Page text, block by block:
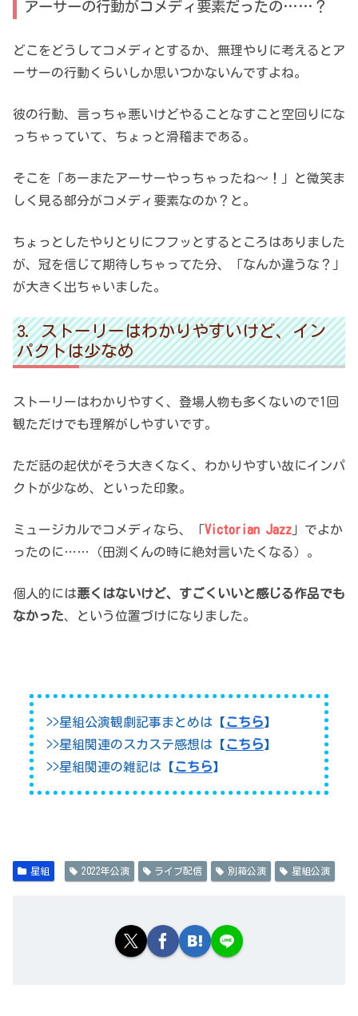
アーサーの行動がコメディ要素だったの……？
どこをどうしてコメディとするか、無理やりに考えるとア
ーサーの行動くらいしか思いつかないんですよね。
彼の行動、言っちゃ悪いけどやることなすこと空回りにな
っちゃっていて、ちょっと滑稽まである。
そこを「あーまたアーサーやっちゃったね～！」と微笑ま
しく見る部分がコメディ要素なのか？と。
ちょっとしたやりとりにフフッとするところはありました
が、冠を信じて期待しちゃってた分、「なんか違うな？」
が大きく出ちゃいました。
ストーリーはわかりやすいけど、イン
パクトは少なめ
ストーリーはわかりやすく、登場人物も多くないので1回
観ただけでも理解がしやすいです。
ただ話の起伏がそう大きくなく、わかりやすい故にインパ
クトが少なめ、といった印象。
ミュージカルでコメディなら、「 Victorian Jazz 」でよか
ったのに……（田渕くんの時に絶対言いたくなる）。
個人的には悪くはないけど、すごくいいと感じる作品でも
なかった、という位置づけになりました。
>>星組公演観劇記事まとめは【 こちら】
>>星組関連のスカステ感想は【 こちら】
>>星組関連の雑記は【 こちら】
星組 2022年公演 ライブ配信 別箱公演 星組公演